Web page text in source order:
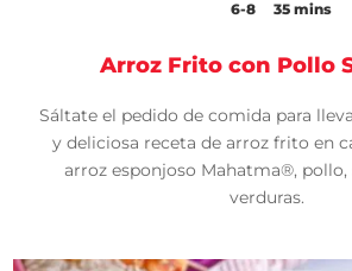
6-8 35 mins
Arroz Frito con Pollo
Sáltate el pedido de comida para
y deliciosa receta de arroz frito en
arroz esponjoso Mahatma®, pollo,
verduras.